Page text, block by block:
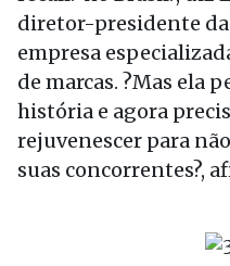
diretor-presidente
empresa
de marcas. ?Mas ela
história e agora
rejuvenescer para
suas concorrentes?,